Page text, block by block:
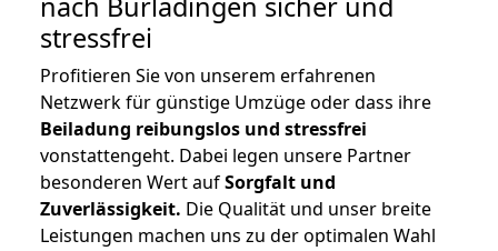
stressfrei
Profitieren Sie von unserem erfahrenen
Netzwerk für günstige Umzüge oder dass ihre
Beiladung reibungslos und stressfrei
vonstattengeht. Dabei legen unsere Partner
besonderen Wert aufSorgfalt und
Zuverlässigkeit. Die Qualität und unser breite
Leistungen machen uns zu der optimalen Wahl